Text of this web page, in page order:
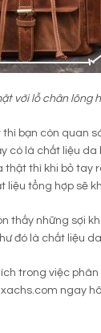
với lỗ chân lông
bạn còn quan
có là chất liệu
thì khi bỏ tay
tổng hợp sẽ
thấy những sợi
đó là chất liệu
trong việc
ngay